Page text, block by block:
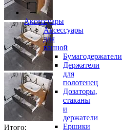
Аксессуары
Аксессуары
для
ванной
Бумагодержатели
Держатели
для
полотенец
Дозаторы,
стаканы
и
держатели
Ершики
Итого: